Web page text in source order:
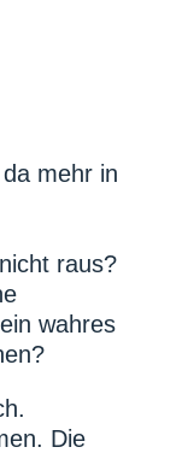
mehr in
raus?
wahres
Die